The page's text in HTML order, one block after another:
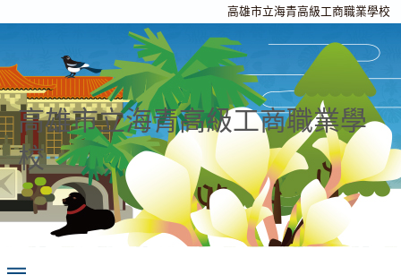
高雄市立海青高級工商職業學校
高雄市立海青高級工商職業學
校